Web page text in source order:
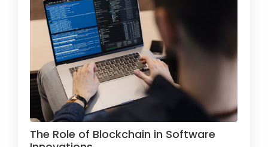
The Role of Blockchain in Software